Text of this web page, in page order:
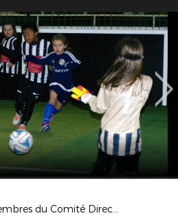
Les membres du Comité Directeur